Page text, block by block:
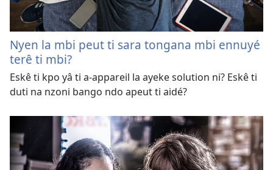
Nyen la mbi peut ti sara tongana mbi ennuyé
terê ti mbi?
Eskê ti kpo yâ ti a-appareil la ayeke solution ni? Eskê ti
duti na nzoni bango ndo apeut ti aidé?